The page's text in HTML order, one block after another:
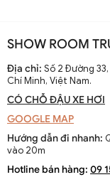
SHOW ROOM
Địa chỉ: Số 2 Đường
Chí Minh, Việt Nam.
CÓ CHỖ ĐẬU XE HƠI
GOOGLE MAP
Hướng dẫn đi nhanh:
vào 20m
Hotline bán hàng: 09